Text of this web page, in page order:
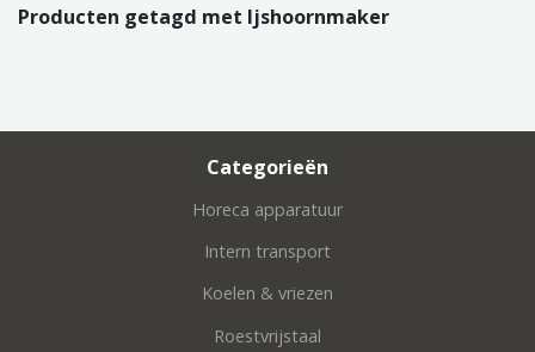
Producten getagd met Ijshoornmaker
Categorieën
Horeca apparatuur
Intern transport
Koelen & vriezen
Roestvrijstaal